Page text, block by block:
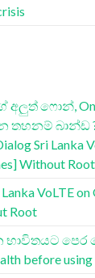
ෆොන්,
තහනම් බාන්ඩ
Sri Lanka
Without Root
VoLTE on
Root
භාවිතයට පෙර
before